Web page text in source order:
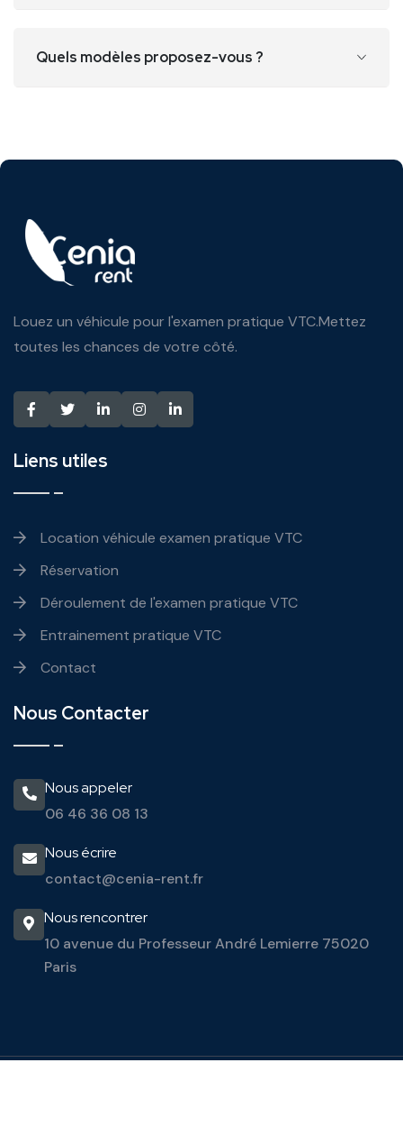
Quels modèles proposez-vous ?
Louez un véhicule pour l'examen pratique VTC.Mettez
toutes les chances de votre côté.
Liens utiles
Location véhicule examen pratique VTC
Réservation
Déroulement de l'examen pratique VTC
Entrainement pratique VTC
Contact
Nous Contacter
Nous appeler
06 46 36 08 13
Nous écrire
contact@cenia-rent.fr
Nous rencontrer
10 avenue du Professeur André Lemierre75020
Paris